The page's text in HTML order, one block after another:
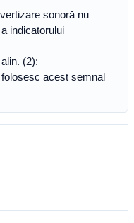
sonoră nu
indicatorului
(2):
acest semnal